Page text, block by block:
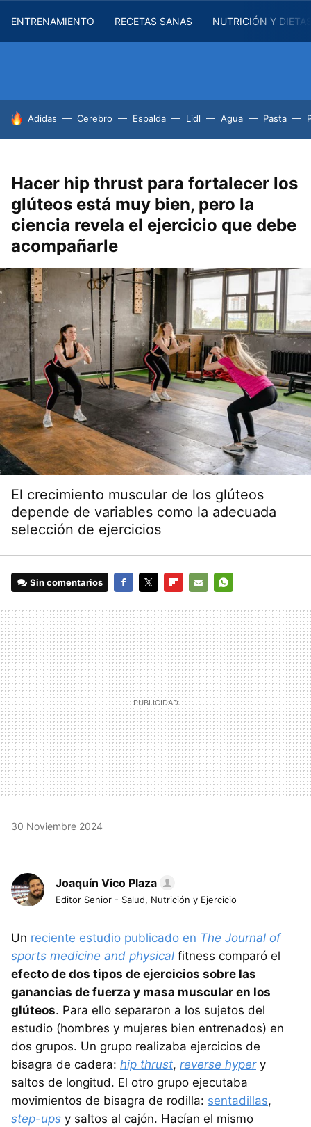
ENTRENAMIENTO RECETAS SANAS NUTRICIÓN Y
HOY SE HABLA DE
Adidas Cerebro Espalda Lidl Agua Pasta
Hacer hip thrust para fortalecer los
glúteos está muy bien, pero la
ciencia revela el ejercicio que debe
acompañarle
El crecimiento muscular de los glúteos
depende de variables como la adecuada
selección de ejercicios
Sin comentarios
MAIL
30 Noviembre 2024
Joaquín Vico Plaza
Editor Senior - Salud, Nutrición y Ejercicio
Un reciente estudio publicado en The Journal of
sports medicine and physical fitness comparó el
efecto de dos tipos de ejercicios sobre las
ganancias de fuerza y masa muscular en los
glúteos. Para ello separaron a los sujetos del
estudio (hombres y mujeres bien entrenados) en
dos grupos. Un grupo realizaba ejercicios de
bisagra de cadera: hip thrust, reverse hypery
saltos de longitud. El otro grupo ejecutaba
movimientos de bisagra de rodilla: sentadillas,
step-ups y saltos al cajón. Hacían el mismo